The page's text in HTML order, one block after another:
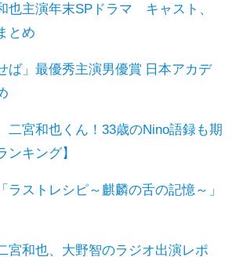
也主演年末SPドラマ キャスト、
とめ
ば」最優秀主演男優賞 日本アカデ
二宮和也くん！33歳のNino語録も期
ンキング】
ラストレシピ～麒麟の舌の記憶～」
宮和也、大野智のラジオ出演レポ